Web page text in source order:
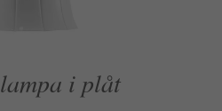
i plåt